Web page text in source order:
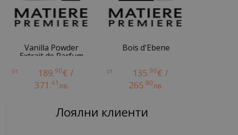
Vanilla Powder
Extrait de Parfum
от 189.90€ /
371.41лв.
Bois d'Ebene
от 135.90€ /
265.80лв.
Лоялни клиенти